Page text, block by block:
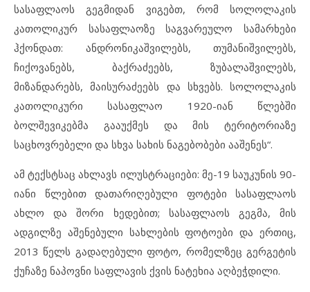
სასაფლაოს გეგმიდან ვიგებთ, რომ სოლოლაკის
კათოლიკურ სასაფლაოზე საგვარეულო სამარხები
ჰქონდათ: ანდრონიკაშვილებს, თუმანიშვილებს,
ჩიქოვანებს, ბაქრაძეებს, ზუბალაშვილებს,
მიზანდარებს, მაისურაძეებს და სხვებს. სოლოლაკის
კათოლიკური სასაფლაო 1920-იან წლებში
ბოლშევიკებმა გააუქმეს და მის ტერიტორიაზე
საცხოვრებელი და სხვა სახის ნაგებობები ააშენეს“.
ამ ტექსტსაც ახლავს ილუსტრაციები: მე-19 საუკუნის 90-
იანი წლებით დათარიღებული ფოტები სასაფლაოს
ახლო და შორი ხედებით; სასაფლაოს გეგმა, მის
ადგილზე აშენებული სახლების ფოტოები და ერთიც,
2013 წელს გადაღებული ფოტო, რომელზეც გერგეტის
ქუჩაზე ნაპოვნი საფლავის ქვის ნატეხია აღბეჭდილი.